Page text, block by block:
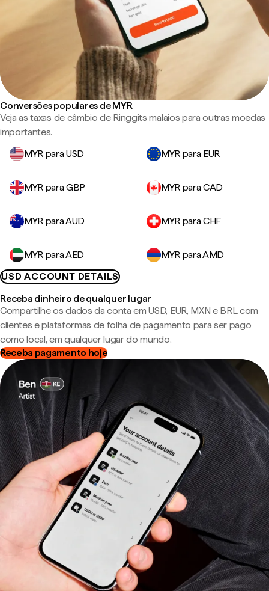
Conversões populares de MYR
Veja as taxas de câmbio de Ringgits malaios para outras moedas
importantes.
MYR para USD
MYR para EUR
MYR para GBP MYR para CAD
MYR para AUD MYR para CHF
MYR para AED
MYR para AMD
USD ACCOUNT DETAILS
Receba dinheiro de qualquer lugar
Compartilhe os dados da conta em USD, EUR, MXN e BRL com
clientes e plataformas de folha de pagamento para ser pago
como local, em qualquer lugar do mundo.
Receba pagamento hoje